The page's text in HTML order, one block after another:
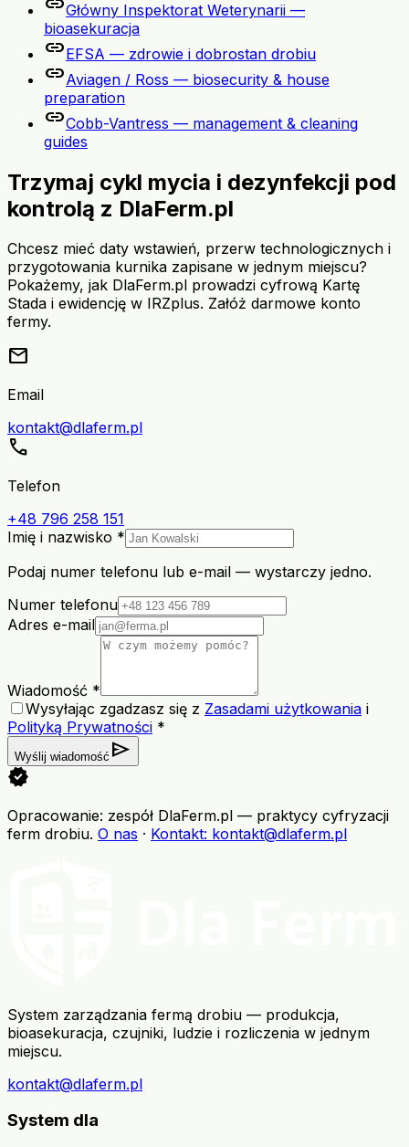
Główny Inspektorat Weterynarii —
bioasekuracja
linkEFSA — zdrowie i dobrostan drobiu
linkAviagen / Ross — biosecurity & house
preparation
linkCobb-Vantress — management & cleaning
guides
Trzymaj cykl mycia i dezynfekcji pod
kontrolą z DlaFerm.pl
Chcesz mieć daty wstawień, przerw technologicznych i
przygotowania kurnika zapisane w jednym miejscu?
Pokażemy, jak DlaFerm.pl prowadzi cyfrową Kartę
Stada i ewidencję w IRZplus. Załóż darmowe konto
fermy.
mail
Email
kontakt@dlaferm.pl
call
Telefon
+48 796 258 151
Imię i nazwisko *
Podaj numer telefonu lub e-mail — wystarczy jedno.
Numer telefonu
Adres e-mail
Wiadomość *
Wysyłając zgadzasz się z Zasadami użytkowania i
Polityką Prywatności *
Wyślij wiadomość send
verified
Opracowanie: zespół DlaFerm.pl — praktycy cyfryzacji
ferm drobiu. O nas · Kontakt: kontakt@dlaferm.pl
System zarządzania fermą drobiu — produkcja,
bioasekuracja, czujniki, ludzie i rozliczenia w jednym
miejscu.
kontakt@dlaferm.pl
System dla